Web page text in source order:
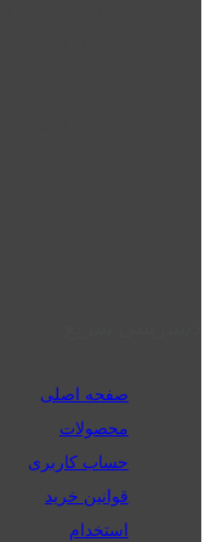
صفحه اصلی
محصولات
حساب کاربری
قوانین خرید
استخدام